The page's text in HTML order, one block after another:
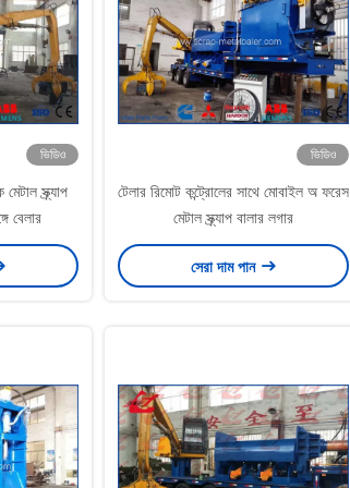
ভিডিও
স্ক্র্যাপ
বেলার
ভিডিও
টেলার রিমোট কন্ট্রোলের সাথে মোবাইল অ ফরেস
মেটাল স্ক্র্যাপ বালার লগার
সেরা দাম পান